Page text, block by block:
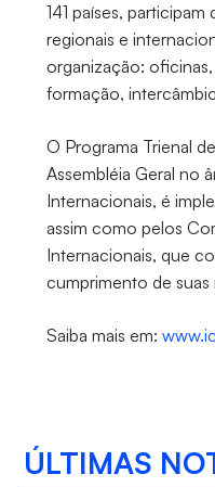
141 países,
regionais e
organização:
formação,
O Programa Trienal
Assembléia Geral no
Internacionais, é
assim como pelos
Internacionais, que
cumprimento de suas
Saiba mais em:
ÚLTIMAS